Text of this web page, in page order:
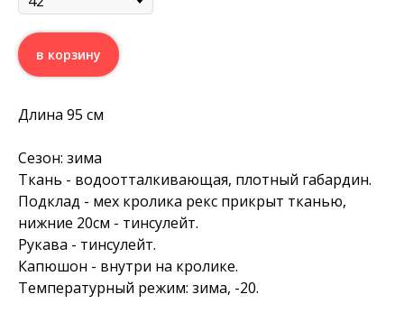
в корзину
Длина 95 см
Сезон: зима
Ткань - водоотталкивающая, плотный габардин.
Подклад - мех кролика рекс прикрыт тканью,
нижние 20см - тинсулейт.
Рукава - тинсулейт.
Капюшон - внутри на кролике.
Температурный режим: зима, -20.